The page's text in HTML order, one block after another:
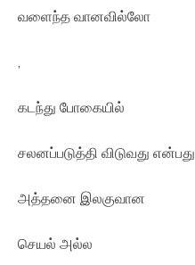
வளைந்த வானவில்லோ
,
கடந்து போகையில்
சலனப்படுத்தி விடுவது என்பது
அத்தனை இலகுவான
செயல் அல்ல